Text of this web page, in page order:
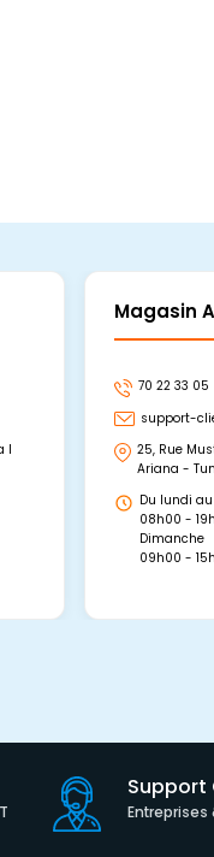
I
Magasin
70 22 33 05
support-
25, Rue
Ariana -
Du lundi
08h00 -
Dimanche
09h00 -
Support
Entreprises